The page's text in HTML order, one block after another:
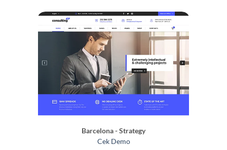
Barcelona - Strategy
Cek Demo